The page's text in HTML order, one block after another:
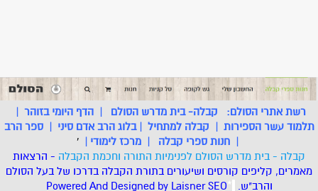
רשת אתרי הסולם: קבלה- בית מדרש הסולם |הדף היומי בזוהר |
תלמוד עשר הספירות | קבלה למתחיל |בלוג הרב אדם סיני |ספר הרב
| חנות ספרי קבלה | מרכז לימודי |
'
קבלה - בית מדרש הסולם לפנימיות התורה וחכמת הקבלה - הרצאות
מאמרים, קליפים קורסים ושיעורים בתורת הקבלה בדרכו של בעל הסולם
והרב"ש. *
Powered And Designed by LaisnerSEO